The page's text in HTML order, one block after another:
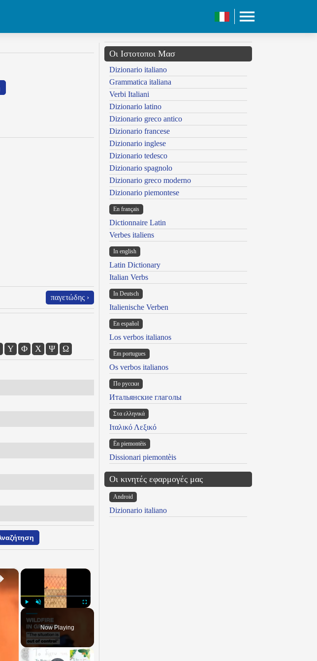
παγετώδης ›
Υ Φ Χ Ψ Ω
×
Play Fullscreen
Now Playing
×
Οι Ιστοτοποι Μασ
Dizionario italiano
Grammatica italiana
Verbi Italiani
Dizionario latino
Dizionario greco antico
Dizionario francese
Dizionario inglese
Dizionario tedesco
Dizionario spagnolo
Dizionario greco moderno
Dizionario piemontese
En français
Dictionnaire Latin
Verbes italiens
In english
Latin Dictionary
Italian Verbs
In Deutsch
Italienische Verben
En español
Los verbos italianos
Em portugues
Os verbos italianos
По русски
Итальянские глаголы
Στα ελληνικά
Ιταλικό Λεξικό
Ën piemontèis
Dissionari piemontèis
Οι κινητές εφαρμογές μας
Android
Dizionario italiano